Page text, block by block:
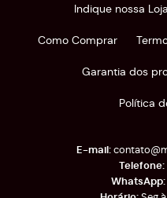
Indique nossa Loja
Como Comprar
Garantia dos
Política